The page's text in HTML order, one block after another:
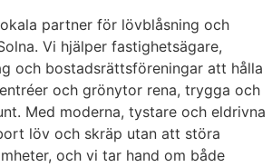
partner för lövblåsning och
Vi hjälper fastighetsägare,
och bostadsrättsföreningar att hålla
och grönytor rena, trygga och
Med moderna, tystare och eldrivna
löv och skräp utan att störa
och vi tar hand om både